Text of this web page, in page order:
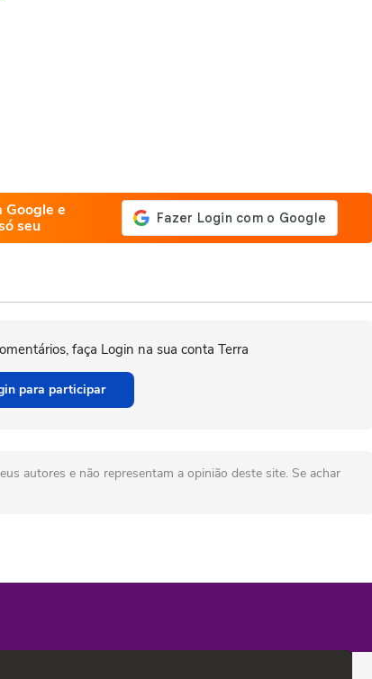
Google e
seu
faça Login na sua conta Terra
para participar
autores e não representam a opinião deste site. Se achar